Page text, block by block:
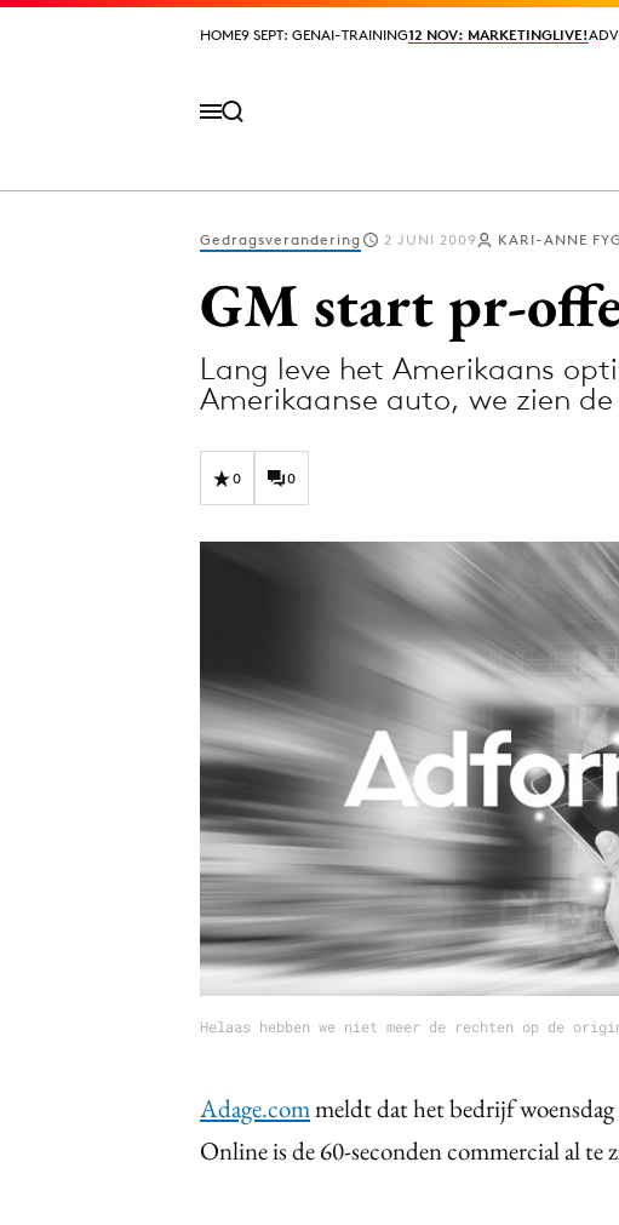
HOME9 SEPT: GENAI-TRAINING12 NOV: MARKETINGLIVE!
HOME9 SEPT: GENAI-TRAINING12 NOV: MARKETINGLIVE!
Effectiviteit
Gedragsverandering
Influencer marketing
Interne communicatie
Martech
Gedragsverandering 2 JUNI 2009 KARI-ANNE
GM start pr-
Lang leve het Amerikaans
Amerikaanse auto, we zien
0 0
Helaas hebben we niet meer de rechten op de
Adage.commeldt dat het bedrijf
Online is de 60-seconden commercial al te